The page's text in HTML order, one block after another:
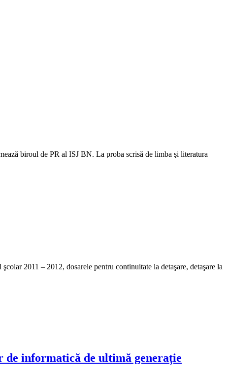
biroul de PR al ISJ BN. La proba scrisă de limba şi literatura
2011 – 2012, dosarele pentru continuitate la detaşare, detaşare la
de informatică de ultimă generație